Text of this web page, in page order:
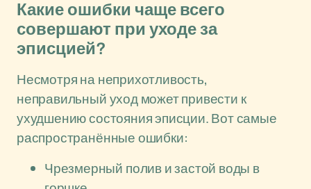
Какие ошибки чаще всего
совершают при уходе за
эписцией?
Несмотря на неприхотливость,
неправильный уход может привести к
ухудшению состояния эписции. Вот самые
распространённые ошибки:
Чрезмерный полив и застой воды в